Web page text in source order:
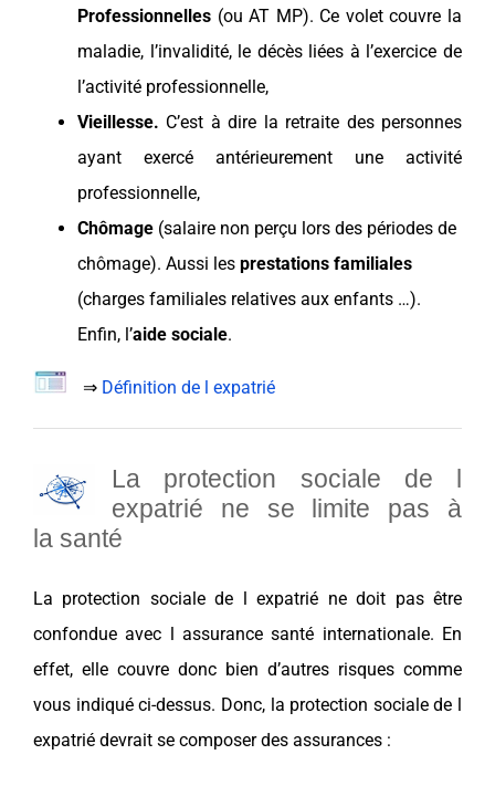
Professionnelles (ou AT MP). Ce volet couvre la
maladie, l’invalidité, le décès liées à l’exercice de
l’activité professionnelle,
Vieillesse. C’est à dire la retraite des personnes
ayant exercé antérieurement une activité
professionnelle,
Chômage (salaire non perçu lors des périodes de
chômage). Aussi les prestations familiales
(charges familiales relatives aux enfants …).
Enfin, l’aide sociale.
⇒ Définition de l expatrié
La protection sociale de l
expatrié ne se limite pas à
la santé
La protection socialede lexpatrié ne doit pas être
confondue avec l assurance santé internationale. En
effet, elle couvre donc bien d’autres risques comme
vous indiqué ci-dessus. Donc, la protection socialede l
expatrié devrait se composer des assurances :